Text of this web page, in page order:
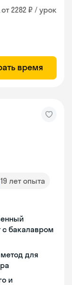
от 2282 ₽ / урок
время
19 лет опыта
с бакалавром
для
и